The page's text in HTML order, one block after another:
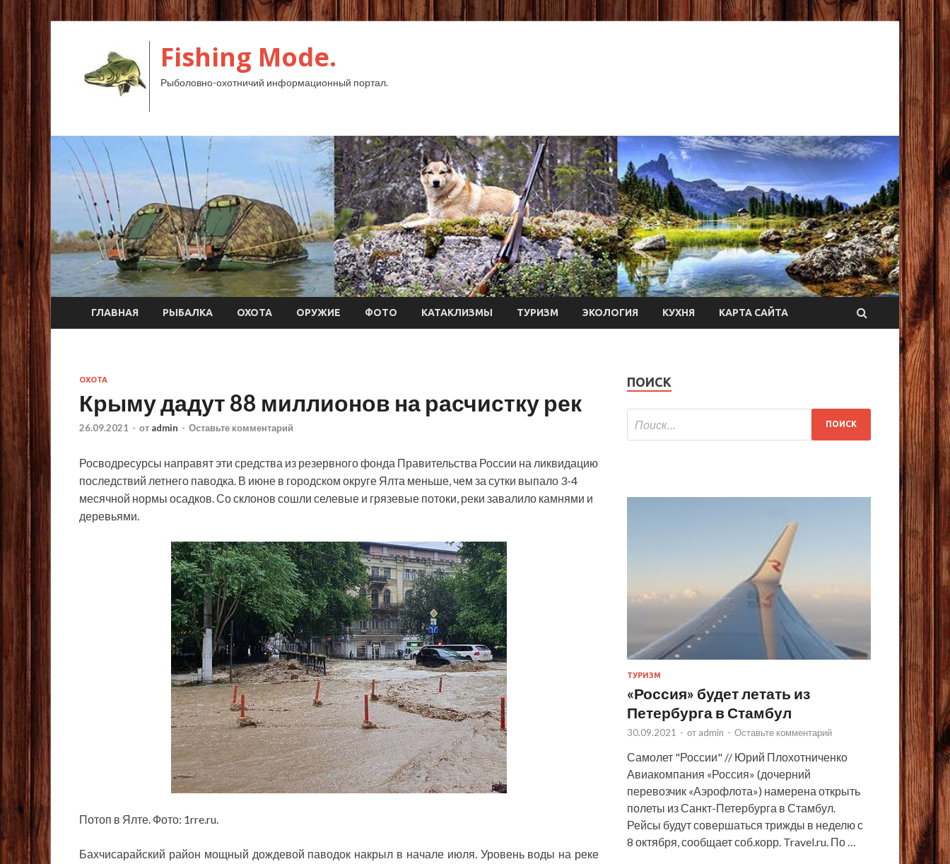
Fishing Mode.
Рыболовно-охотничий информационный портал.
ГЛАВНАЯ РЫБАЛКА ОХОТА ОРУЖИЕ ФОТО КАТАКЛИЗМЫ ТУРИЗМ ЭКОЛОГИЯ КУХНЯ КАРТА САЙТА
ОХОТА
Крыму дадут 88 миллионов на расчистку рек
26.09.2021 - от admin - Оставьте комментарий
Росводресурсы направят эти средства из резервного фонда Правительства России на ликвидацию
последствий летнего паводка. В июне в городском округе Ялта меньше, чем за сутки выпало 3-4
месячной нормы осадков. Со склонов сошли селевые и грязевые потоки, реки завалило камнями и
деревьями.
Потоп в Ялте. Фото: 1rre.ru.
Бахчисарайский район мощный дождевой паводок накрыл в начале июля. Уровень воды на реке
ПОИСК
ТУРИЗМ
«Россия» будет летать из
Петербурга в Стамбул
30.09.2021 - от admin - Оставьте комментарий
Самолет "России" // Юрий Плохотниченко
Авиакомпания «Россия» (дочерний
перевозчик «Аэрофлота») намерена открыть
полеты из Санкт-Петербурга в Стамбул.
Рейсы будут совершаться трижды в неделю с
8 октября, сообщает соб.корр. Travel.ru. По …